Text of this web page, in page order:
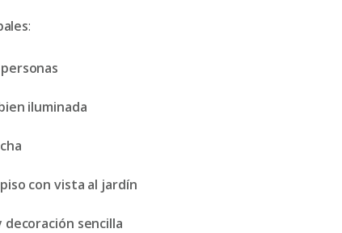
:
iluminada
con vista al jardín
sencilla